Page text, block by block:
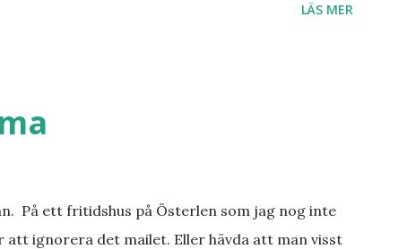
behöver jag nog inte säga.
LÄS MER
På ett fritidshus på Österlen som jag nog inte
att ignorera det mailet. Eller hävda att man visst